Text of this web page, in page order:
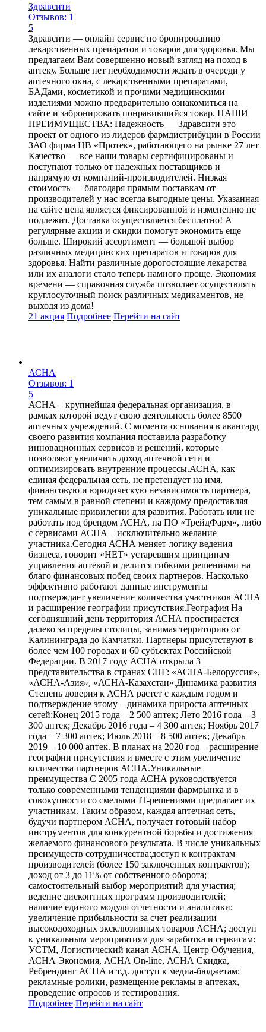
Здравсити
Отзывов: 1
5
Здравсити — онлайн сервис по бронированию
лекарственных препаратов и товаров для здоровья. Мы
предлагаем Вам совершенно новый взгляд на поход в
аптеку. Больше нет необходимости ждать в очереди у
аптечного окна, с лекарственными препаратами,
БАДами, косметикой и прочими медицинскими
изделиями можно предварительно ознакомиться на
сайте и забронировать понравившийся товар. НАШИ
ПРЕИМУЩЕСТВА: Надежность — Здравсити это
проект от одного из лидеров фармдистрибуции в России
ЗАО фирма ЦВ «Протек», работающего на рынке 27 лет
Качество — все наши товары сертифицированы и
поступают только от надежных поставщиков и
напрямую от компаний-производителей. Низкая
стоимость — благодаря прямым поставкам от
производителей у нас всегда выгодные цены. Указанная
на сайте цена является фиксированной и изменению не
подлежит. Доставка осуществляется бесплатно! А
регулярные акции и скидки помогут экономить еще
больше. Широкий ассортимент — большой выбор
различных медицинских препаратов и товаров для
здоровья. Найти различные дорогостоящие лекарства
или их аналоги стало теперь намного проще. Экономия
времени — справочная служба позволяет осуществлять
круглосуточный поиск различных медикаментов, не
выходя из дома!
21 акция Подробнее Перейти на сайт
АСНА
Отзывов: 1
5
АСНА – крупнейшая федеральная организация, в
рамках которой ведут свою деятельность более 8500
аптечных учреждений. С момента основания в авангард
своего развития компания поставила разработку
инновационных сервисов и решений, которые
позволяют увеличить доход аптечной сети и
оптимизировать внутренние процессы.АСНА, как
единая федеральная сеть, не претендует на имя,
финансовую и юридическую независимость партнера,
тем самым в равной степени и каждому предоставляя
уникальные привилегии для развития. Работать или не
работать под брендом АСНА, на ПО «ТрейдФарм», либо
с сервисами АСНА – исключительно желание
участника.Сегодня АСНА меняет логику ведения
бизнеса, говорит «НЕТ» устаревшим принципам
управления аптекой и делится гибкими решениями на
благо финансовых побед своих партнеров. Насколько
эффективно работают данные инструменты
подтверждает увеличение количества участников АСНА
и расширение географии присутствия.География На
сегодняшний день территория АСНА простирается
далеко за пределы столицы, занимая территорию от
Калининграда до Камчатки. Партнеры присутствуют в
более чем 100 городах и 60 субъектах Российской
Федерации. В 2017 году АСНА открыла 3
представительства в странах СНГ: «АСНА-Белоруссия»,
«АСНА-Азия», «АСНА-Казахстан».Динамика развития
Степень доверия к АСНА растет с каждым годом и
подтверждение этому – динамика прироста аптечных
сетей:Конец 2015 года – 2 500 аптек; Лето 2016 года – 3
300 аптек; Декабрь 2016 года – 4 300 аптек; Ноябрь 2017
года – 7 300 аптек; Июль 2018 – 8 500 аптек; Декабрь
2019 – 10 000 аптек. В планах на 2020 год – расширение
географии присутствия и вместе с этим увеличение
количества партнеров АСНА.Уникальные
преимущества С 2005 года АСНА руководствуется
только современными тенденциями фармрынка и в
совокупности со смелыми IT-решениями предлагает их
участникам. Таким образом, каждая аптечная сеть,
будучи партнером АСНА, получает готовый набор
инструментов для конкурентной борьбы и достижения
желаемого финансового результата. В числе уникальных
преимуществ сотрудничества:доступ к контрактам
производителей (более 150 заключенных контрактов);
доход от 3 до 11% от собственного оборота;
самостоятельный выбор мероприятий для участия;
ведение дисконтных программ производителей;
наличие единого модуля отчетности и аналитики;
увеличение прибыльности за счет реализации
высокодоходных эксклюзивных товаров АСНА; доступ
к уникальным мероприятиям для заработка и сервисам:
УСТМ, Логистический канал АСНА, Центр Обучения,
АСНА Экономия, АСНА On-line, АСНА Скидка,
Ребрендинг АСНА и т.д. доступ к медиа-бюджетам:
рекламные ролики, размещение рекламы в аптеках,
проведение опросов и тестирования.
Подробнее Перейти на сайт